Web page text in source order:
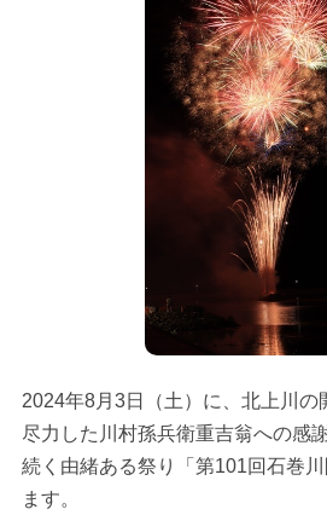
2024年8月3日（土）に、北上川の
尽力した川村孫兵衛重吉翁への感
続く由緒ある祭り「第101回石巻
ます。